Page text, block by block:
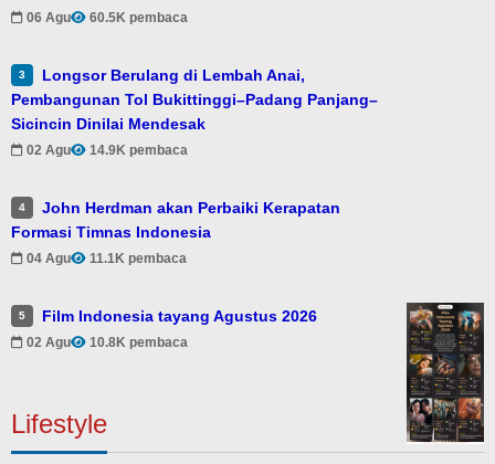
06 Agu 60.5K pembaca
3
Longsor Berulang di Lembah Anai,
Pembangunan Tol Bukittinggi–Padang Panjang–
Sicincin Dinilai Mendesak
02 Agu 14.9K pembaca
4
John Herdman akan Perbaiki Kerapatan
Formasi Timnas Indonesia
04 Agu 11.1K pembaca
5 Film Indonesia tayang Agustus 2026
02 Agu 10.8K pembaca
Lifestyle